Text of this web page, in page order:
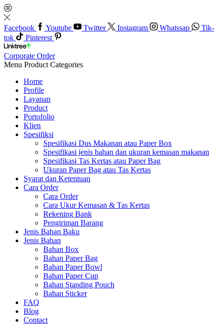
Facebook Youtube Twitter Instagram Whatssap
Tik-
tok
Pinterest
Corporate Order
Menu Product Categories
Home
Profile
Layanan
Product
Portofolio
Klien
Spesifiksi
Spesifikasi Dus Makanan atau Paper Box
Spesifikasi jenis bahan dan ukuran kemasan makanan
Spesifikasi Tas Kertas atau Paper Bag
Ukuran Paper Bag atau Tas Kertas
Syarat dan Ketentuan
Cara Order
Cara Order
Cara Ukur Kemasan & Tas Kertas
Rekening Bank
Pengiriman Barang
Jenis Bahan Baku
Jenis Bahan
Bahan Box
Bahan Paper Bag
Bahan Paper Bowl
Bahan Paper Cup
Bahan Standing Pouch
Bahan Sticker
FAQ
Blog
Contact